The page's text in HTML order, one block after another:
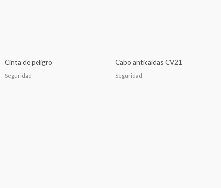
Cinta de peligro
Seguridad
Cabo anticaídas CV21
Seguridad